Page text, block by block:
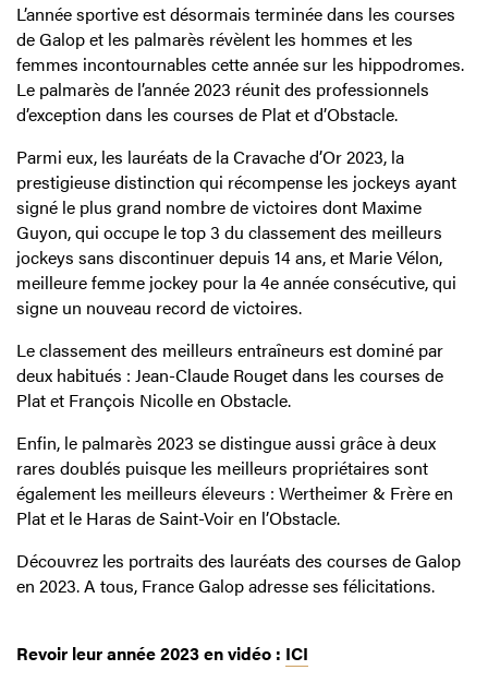
L’année sportive est désormais terminée dans les courses
de Galop et les palmarès révèlent les hommes et les
femmes incontournables cette année sur les hippodromes.
Le palmarès de l’année 2023 réunit des professionnels
d’exception dans les courses de Plat et d’Obstacle.
Parmi eux, les lauréats de la Cravache d’Or 2023, la
prestigieuse distinction qui récompense les jockeys ayant
signé le plus grand nombre de victoires dont Maxime
Guyon, qui occupe le top 3 du classement des meilleurs
jockeys sans discontinuer depuis 14 ans, et Marie Vélon,
meilleure femme jockey pour la 4e année consécutive, qui
signe un nouveau record de victoires.
Le classement des meilleurs entraîneurs est dominé par
deux habitués : Jean-Claude Rouget dans les courses de
Plat et François Nicolle en Obstacle.
Enfin, le palmarès 2023 se distingue aussi grâce à deux
rares doublés puisque les meilleurs propriétaires sont
également les meilleurs éleveurs : Wertheimer & Frère en
Plat et le Haras de Saint-Voir en l’Obstacle.
Découvrez les portraits des lauréats des courses de Galop
en 2023. A tous, France Galop adresse ses félicitations.
Revoir leur année 2023 en vidéo : ICI